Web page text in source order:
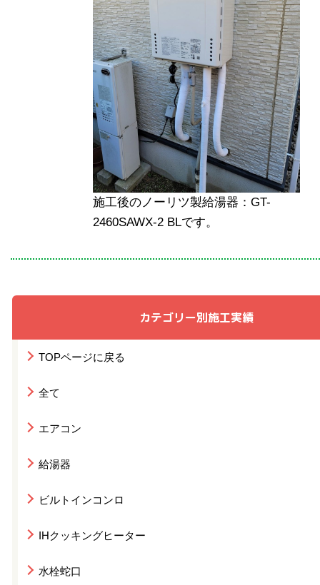
カテゴリー別施工実績
TOPページに戻る
全て
エアコン
給湯器
ビルトインコンロ
IHクッキングヒーター
水栓蛇口
施工後のノーリツ製給湯器：GT-
2460SAWX-2 BLです。